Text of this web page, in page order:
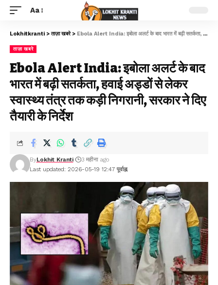
Aa
Lokhitkranti >ताज़ा खबरे> Ebola Alert India: इबोला अलर्ट के बाद भारत में बढ़ी सतर्कता, हवाई अड्डों से लेकर स्वास्थ्य तंत्र तक कड़ी निगरानी, सरकार ने दिए तैयारी के निर्देश
ताज़ा खबरे
Ebola Alert India: इबोला अलर्ट के बाद
भारत में बढ़ी सतर्कता, हवाई अड्डों से लेकर
स्वास्थ्य तंत्र तक कड़ी निगरानी, सरकार ने दिए
तैयारी के निर्देश
Last updated: 2026-05-19 12:47 पूर्वाह्न
ByLokhit Kranti 3 महीना ago